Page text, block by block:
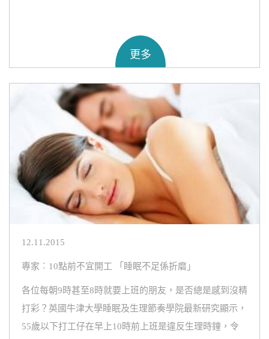
更多
12.11.2015
專家︰10點前不宜開工 「睡眠不足係折磨」
各位每朝9時甚至8時就要上班的朋友，是否總是感到沒精
打彩？英國牛津大學睡眠及生理節奏學院最新研究顯示，
55歲以下打工仔在早上10時前上班是違反生理時鐘，令